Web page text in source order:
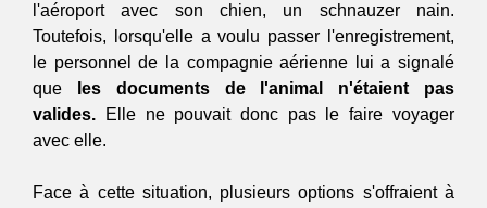
l'aéroport avec son chien, un schnauzer nain.
Toutefois, lorsqu'elle a voulu passer l'enregistrement,
le personnel de la compagnie aérienne lui a signalé
que
les documents de l'animal n'étaient pas
valides. Elle ne pouvait donc pas le faire voyager
avec elle.
Face à cette situation, plusieurs options s'offraient à